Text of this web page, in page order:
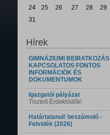
24
25 26 27 28 29
31
Hírek
GIMNÁZIUMI
KAPCSOLATOS FONTOS
INFORMÁCIÓK ÉS
DOKUMENTUMOK
Igazgatói pályázat
Tisztelt Érdeklődők!
Határtalanul! beszámoló -
Felvidék (2026)